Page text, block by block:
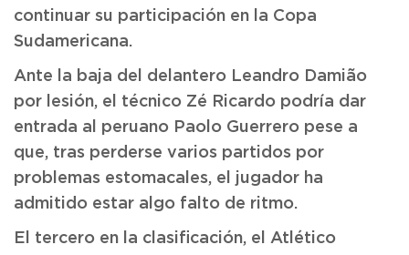
continuar su participación en la Copa
Sudamericana.
Ante la baja del delantero Leandro Damião
por lesión, el técnico Zé Ricardo podría dar
entrada al peruano Paolo Guerrero pese a
que, tras perderse varios partidos por
problemas estomacales, el jugador ha
admitido estar algo falto de ritmo.
El tercero en la clasificación, el Atlético